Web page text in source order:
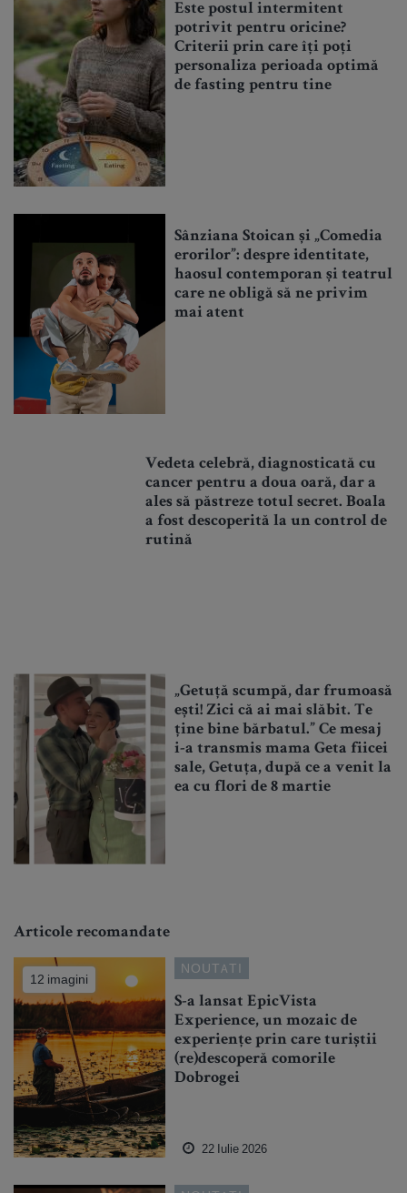
Este postul intermitent
potrivit pentru oricine?
Criterii prin care îți poți
personaliza perioada optimă
de fasting pentru tine
Sânziana Stoican și „Comedia
erorilor”: despre identitate,
haosul contemporan și teatrul
care ne obligă să ne privim
mai atent
Vedeta celebră, diagnosticată cu
cancer pentru a doua oară, dar a
ales să păstreze totul secret. Boala
a fost descoperită la un control de
rutină
„Getuță scumpă, dar frumoasă
ești! Zici că ai mai slăbit. Te
ține bine bărbatul.” Ce mesaj
i-a transmis mama Geta fiicei
sale, Getuța, după ce a venit la
ea cu flori de 8 martie
Articole recomandate
12 imagini
NOUTATI
S-a lansat EpicVista
Experience, un mozaic de
experiențe prin care turiștii
(re)descoperă comorile
Dobrogei
22 Iulie 2026